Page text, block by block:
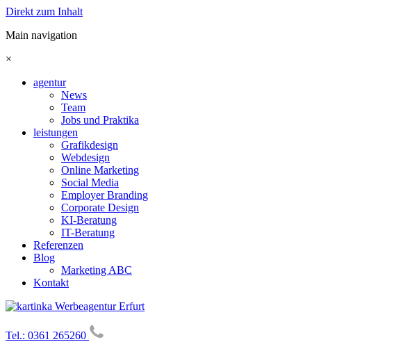
Direkt zum Inhalt
Main navigation
×
agentur
News
Team
Jobs und Praktika
leistungen
Grafikdesign
Webdesign
Online Marketing
Social Media
Employer Branding
Corporate Design
KI-Beratung
IT-Beratung
Referenzen
Blog
Marketing ABC
Kontakt
Tel.: 0361 265260